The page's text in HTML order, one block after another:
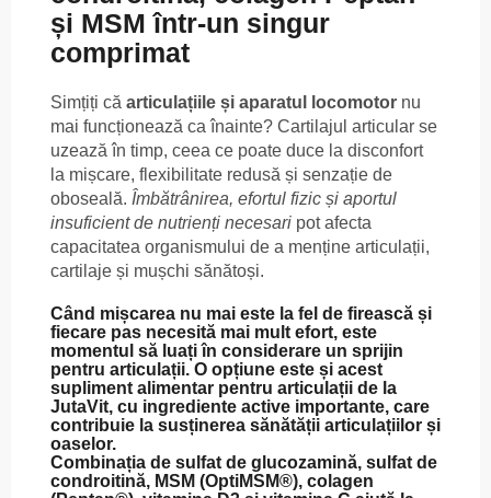
și MSM într-un singur
comprimat
Simțiți că articulațiile și aparatul locomotor nu
mai funcționează ca înainte? Cartilajul articular se
uzează în timp, ceea ce poate duce la disconfort
la mișcare, flexibilitate redusă și senzație de
oboseală. Îmbătrânirea, efortul fizic și aportul
insuficient de nutrienți necesari pot afecta
capacitatea organismului de a menține articulații,
cartilaje și mușchi sănătoși.
Când mișcarea nu mai este la fel de firească și
fiecare pas necesită mai mult efort, este
momentul să luați în considerare un sprijin
pentru articulații. O opțiune este și acest
supliment alimentar pentru articulații de la
JutaVit, cu ingrediente active importante, care
contribuie la susținerea sănătății articulațiilor și
oaselor.
Combinația de sulfat de glucozamină, sulfat de
condroitină, MSM (OptiMSM®), colagen